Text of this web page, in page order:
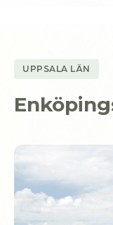
UPPSALA LÄN